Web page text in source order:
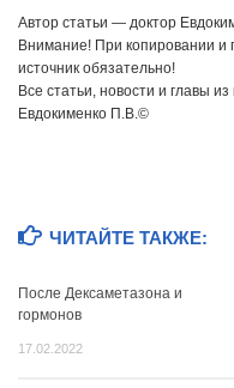
Автор статьи — доктор
Внимание! При копировании и
источник обязательно!
Все статьи, новости и главы
Евдокименко П.В.©
ЧИТАЙТЕ ТАКЖЕ:
После Дексаметазона и
гормонов
17.02.2022